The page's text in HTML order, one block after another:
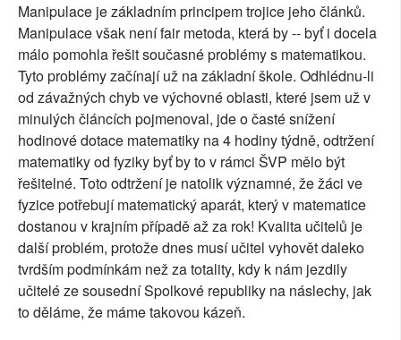
Manipulace je základním principem trojice jeho článků.
Manipulace však není fair metoda, která by -- byť i docela
málo pomohla řešit současné problémy s matematikou.
Tyto problémy začínají už na základní škole. Odhlédnu-li
od závažných chyb ve výchovné oblasti, které jsem už v
minulých článcích pojmenoval, jde o časté snížení
hodinové dotace matematiky na 4 hodiny týdně, odtržení
matematiky od fyziky byť by to v rámci ŠVP mělo být
řešitelné. Toto odtržení je natolik významné, že žáci ve
fyzice potřebují matematický aparát, který v matematice
dostanou v krajním případě až za rok! Kvalita učitelů je
další problém, protože dnes musí učitel vyhovět daleko
tvrdším podmínkám než za totality, kdy k nám jezdily
učitelé ze sousední Spolkové republiky na náslechy, jak
to děláme, že máme takovou kázeň.